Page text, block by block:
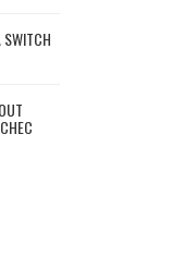
SWITCH